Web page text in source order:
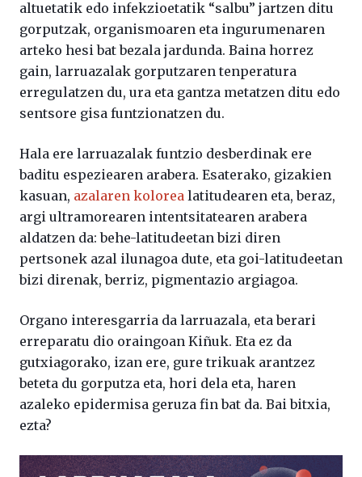
altuetatik edo infekzioetatik “salbu” jartzen ditu
gorputzak, organismoaren eta ingurumenaren
arteko hesi bat bezala jardunda. Baina horrez
gain, larruazalak gorputzaren tenperatura
erregulatzen du, ura eta gantza metatzen ditu edo
sentsore gisa funtzionatzen du.
Hala ere larruazalak funtzio desberdinak ere
baditu espeziearen arabera. Esaterako, gizakien
kasuan, azalaren kolorea latitudearen eta, beraz,
argi ultramorearen intentsitatearen arabera
aldatzen da: behe-latitudeetan bizi diren
pertsonek azal ilunagoa dute, eta goi-latitudeetan
bizi direnak, berriz, pigmentazio argiagoa.
Organo interesgarria da larruazala, eta berari
erreparatu dio oraingoan Kiñuk. Eta ez da
gutxiagorako, izan ere, gure trikuak arantzez
beteta du gorputza eta, hori dela eta, haren
azaleko epidermisa geruza fin bat da. Bai bitxia,
ezta?